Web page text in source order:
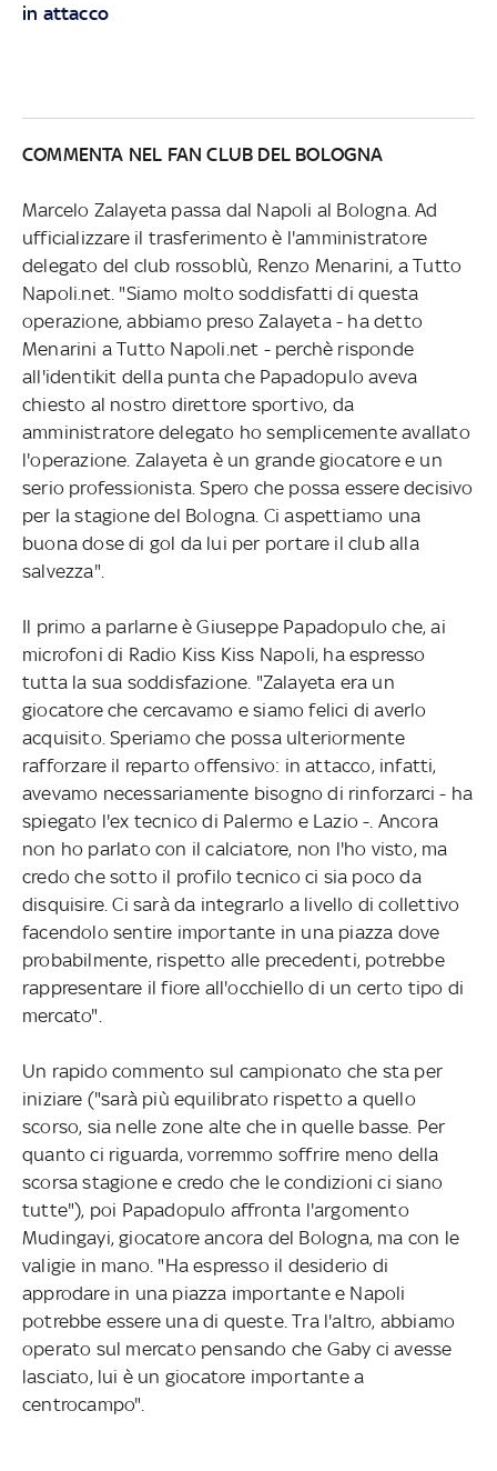
in attacco
COMMENTA NEL FAN CLUB DEL BOLOGNA
Marcelo Zalayeta passa dal Napoli al Bologna. Ad
ufficializzare il trasferimento è l'amministratore
delegato del club rossoblù, Renzo Menarini, a Tutto
Napoli.net. "Siamo molto soddisfatti di questa
operazione, abbiamo preso Zalayeta - ha detto
Menarini a Tutto Napoli.net - perchè risponde
all'identikit della punta che Papadopulo aveva
chiesto al nostro direttore sportivo, da
amministratore delegato ho semplicemente avallato
l'operazione. Zalayeta è un grande giocatore e un
serio professionista. Spero che possa essere decisivo
per la stagione del Bologna. Ci aspettiamo una
buona dose di gol da lui per portare il club alla
salvezza".
Il primo a parlarne è Giuseppe Papadopulo che, ai
microfoni di Radio Kiss Kiss Napoli, ha espresso
tutta la sua soddisfazione. "Zalayeta era un
giocatore che cercavamo e siamo felici di averlo
acquisito. Speriamo che possa ulteriormente
rafforzare il reparto offensivo: in attacco, infatti,
avevamo necessariamente bisogno di rinforzarci - ha
spiegato l'ex tecnico di Palermo e Lazio -. Ancora
non ho parlato con il calciatore, non l'ho visto, ma
credo che sotto il profilo tecnico ci sia poco da
disquisire. Ci sarà da integrarlo a livello di collettivo
facendolo sentire importante in una piazza dove
probabilmente, rispetto alle precedenti, potrebbe
rappresentare il fiore all'occhiello di un certo tipo di
mercato".
Un rapido commento sul campionato che sta per
iniziare ("sarà più equilibrato rispetto a quello
scorso, sia nelle zone alte che in quelle basse. Per
quanto ci riguarda, vorremmo soffrire meno della
scorsa stagione e credo che le condizioni ci siano
tutte"), poi Papadopulo affronta l'argomento
Mudingayi, giocatore ancora del Bologna, ma con le
valigie in mano. "Ha espresso il desiderio di
approdare in una piazza importante e Napoli
potrebbe essere una di queste. Tra l'altro, abbiamo
operato sul mercato pensando che Gaby ci avesse
lasciato, lui è un giocatore importante a
centrocampo".